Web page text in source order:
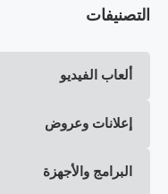
التصنيفات
ألعاب الفيديو
إعلانات وعروض
البرامج والأجهزة